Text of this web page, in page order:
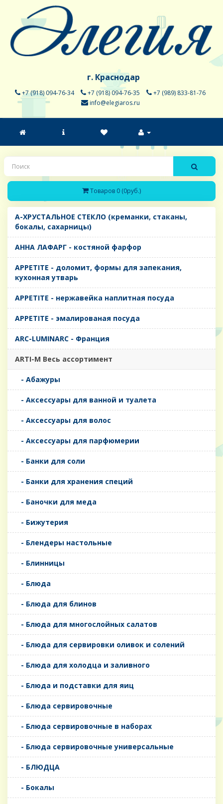
г. Краснодар
+7 (918) 094-76-34 +7 (918) 094-76-35
+7 (989) 833-81-76
info@elegiaros.ru
Товаров 0 (0руб.)
A-ХРУСТАЛЬНОЕ СТЕКЛО (креманки, стаканы,
бокалы, сахарницы)
AHHA ЛАФАРГ - костяной фарфор
APPETITE - доломит, формы для запекания,
кухонная утварь
APPETITE - нержавейка наплитная посуда
APPETITE - эмалированая посуда
ARC-LUMINARC - Франция
ARTI-M Весь ассортимент
- Абажуры
- Аксессуары для ванной и туалета
- Аксессуары для волос
- Аксессуары для парфюмерии
- Банки для соли
- Банки для хранения специй
- Баночки для меда
- Бижутерия
- Блендеры настольные
- Блинницы
- Блюда
- Блюда для блинов
- Блюда для многослойных салатов
- Блюда для сервировки оливок и солений
- Блюда для холодца и заливного
- Блюда и подставки для яиц
- Блюда сервировочные
- Блюда сервировочные в наборах
- Блюда сервировочные универсальные
- БЛЮДЦА
- Бокалы